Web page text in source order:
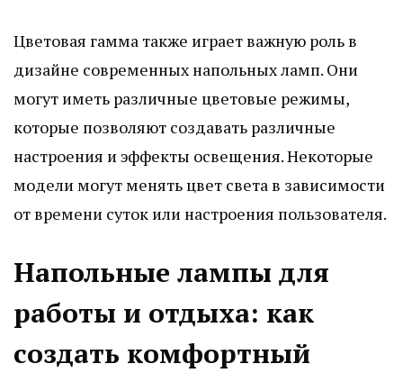
Цветовая гамма также играет важную роль в
дизайне современных напольных ламп. Они
могут иметь различные цветовые режимы,
которые позволяют создавать различные
настроения и эффекты освещения. Некоторые
модели могут менять цвет света в зависимости
от времени суток или настроения пользователя.
Напольные лампы для
работы и отдыха: как
создать комфортный